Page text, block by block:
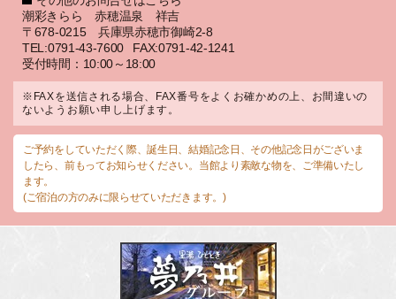
潮彩きらら 赤穂温泉 祥吉
〒678-0215 兵庫県赤穂市御崎2-8
TEL:0791-43-7600
FAX:0791-42-1241
受付時間：10:00～18:00
※FAXを送信される場合、FAX番号をよくお確かめの上、お間違いの
ないようお願い申し上げます。
ご予約をしていただく際、誕生日、結婚記念日、その他記念日がございま
したら、前もってお知らせください。当館より素敵な物を、ご準備いたし
ます。
(ご宿泊の方のみに限らせていただきます。)